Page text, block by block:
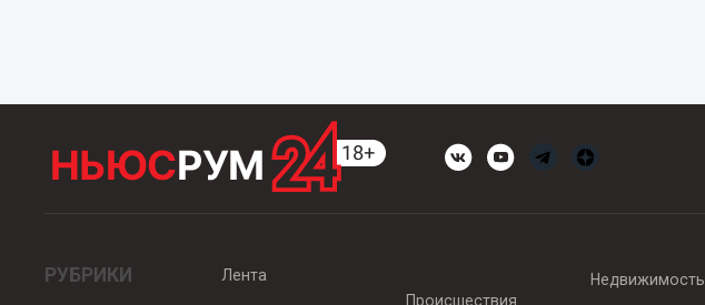
РУБРИКИ
Лента
Происшествия
Недвижимость